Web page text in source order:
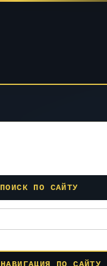
ПОИСК ПО САЙТУ